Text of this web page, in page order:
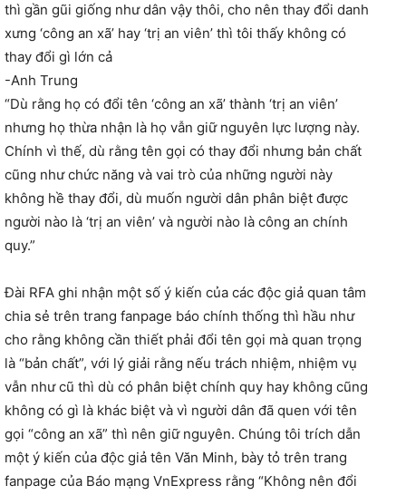
thì gần gũi giống như dân vậy thôi, cho nên thay đổi danh
xưng ‘công an xã’ hay ‘trị an viên’ thì tôi thấy không có
thay đổi gì lớn cả
-Anh Trung
“Dù rằng họ có đổi tên ‘công an xã’ thành ‘trị an viên’
nhưng họ thừa nhận là họ vẫn giữ nguyên lực lượng này.
Chính vì thế, dù rằng tên gọi có thay đổi nhưng bản chất
cũng như chức năng và vai trò của những người này
không hề thay đổi, dù muốn người dân phân biệt được
người nào là ‘trị an viên’ và người nào là công an chính
quy.”
Đài RFA ghi nhận một số ý kiến của các độc giả quan tâm
chia sẻ trên trang fanpage báo chính thống thì hầu như
cho rằng không cần thiết phải đổi tên gọi mà quan trọng
là “bản chất”, với lý giải rằng nếu trách nhiệm, nhiệm vụ
vẫn như cũ thì dù có phân biệt chính quy hay không cũng
không có gì là khác biệt và vì người dân đã quen với tên
gọi “công an xã” thì nên giữ nguyên. Chúng tôi trích dẫn
một ý kiến của độc giả tên Văn Minh, bày tỏ trên trang
fanpage của Báo mạng VnExpress rằng “Không nên đổi